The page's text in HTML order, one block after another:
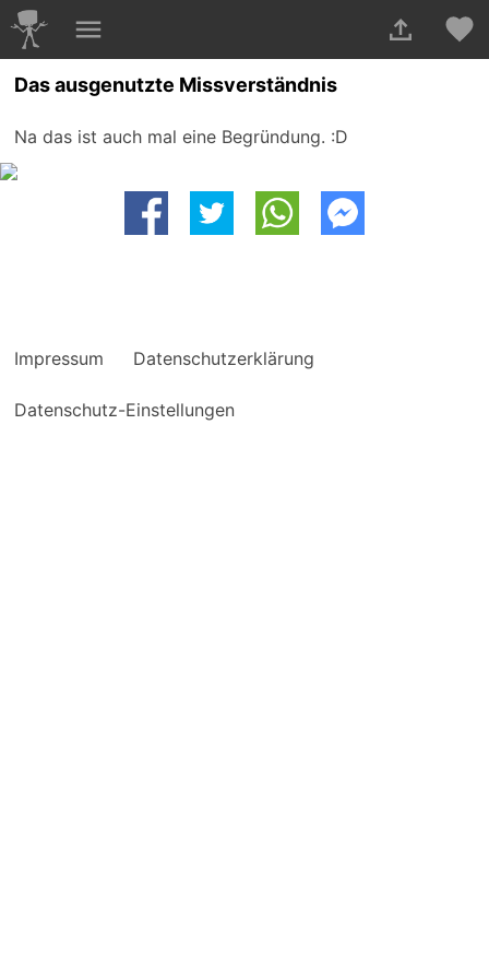
Das ausgenutzte Missverständnis
Na das ist auch mal eine Begründung. :D
Impressum Datenschutzerklärung
Datenschutz-Einstellungen